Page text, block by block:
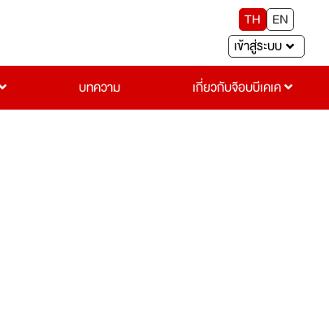
TH
EN
เข้าสู่ระบบ
บทความ เกี่ยวกับจ๊อบบีเคเค